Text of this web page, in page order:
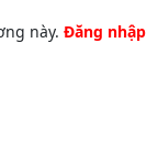
này. Đăng nhập